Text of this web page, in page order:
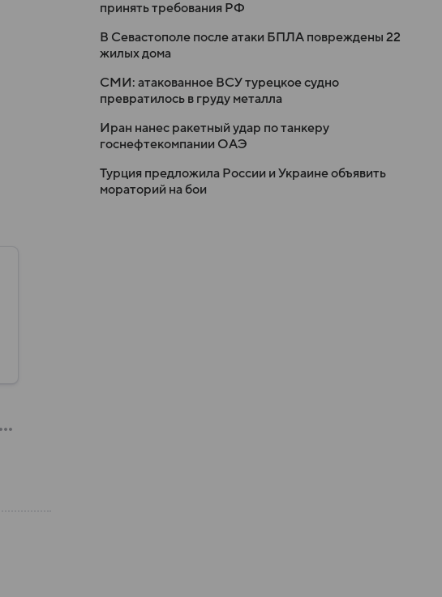
принять требования РФ
В Севастополе после атаки БПЛА повреждены 22
жилых дома
СМИ: атакованное ВСУ турецкое судно
превратилось в груду металла
Иран нанес ракетный удар по танкеру
госнефтекомпании ОАЭ
Турция предложила России и Украине объявить
мораторий на бои